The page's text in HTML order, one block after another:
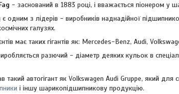
- заснований в 1883 році, і вважається піонером у
з лідерів - виробників наднадійної
галузях.
має таких гігантів як: Mercedes-Benz, Audi,
разючий - діаметр деяких кульок в
такий автогігант як Volkswagen Audi Gruppe, який для
і іншу шарикопідшипникову продукцію.